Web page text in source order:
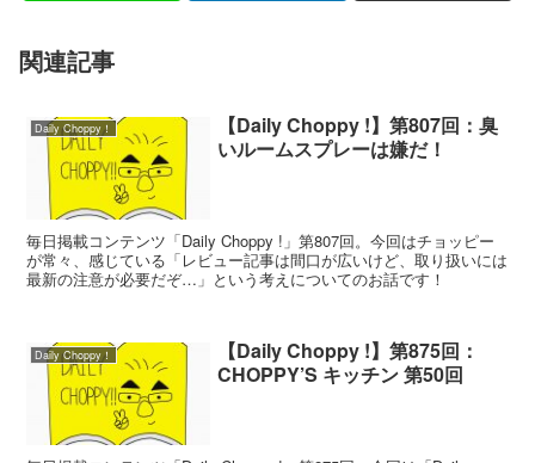
関連記事
Daily Choppy！
【Daily Choppy !】第807回：臭
いルームスプレーは嫌だ！
毎日掲載コンテンツ「Daily Choppy !」第807回。今回はチョッピー
が常々、感じている「レビュー記事は間口が広いけど、取り扱いには
最新の注意が必要だぞ…」という考えについてのお話です！
Daily Choppy！
【Daily Choppy !】第875回：
CHOPPY’S キッチン 第50回